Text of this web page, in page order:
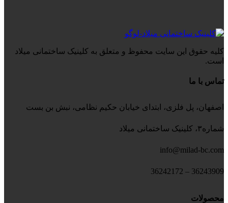
کلیه حقوق این سایت محفوظ و متعلق به کلینیک ساختمانی میلاد
است.
تماس با ما
اصفهان، پل فلزی، ابتدای خیابان حکیم نظامی، نبش بن بست
شماره۳، کلینیک ساختمانی میلاد
info@milad-bc.com
36243909 – 36242172
محصولات